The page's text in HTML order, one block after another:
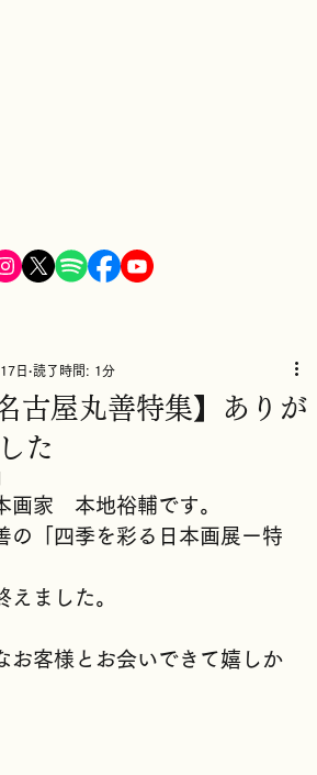
古屋丸善特集】ありが
た
日 読了時間: 1分
画家　本地裕輔です。
の「四季を彩る日本画展ー特
お客様とお会いできて嬉しか